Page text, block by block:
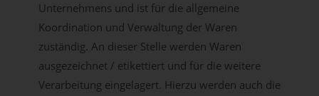
Unternehmens und ist für die allgemeine
Koordination und Verwaltung der Waren
zuständig. An dieser Stelle werden Waren
ausgezeichnet / etikettiert und für die weitere
Verarbeitung eingelagert. Hierzu werden auch die